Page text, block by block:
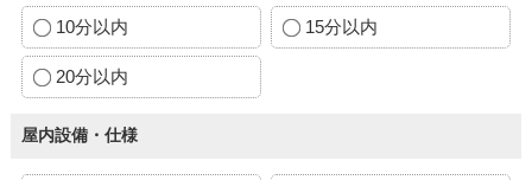
10分以内 15分以内
20分以内
屋内設備・仕様